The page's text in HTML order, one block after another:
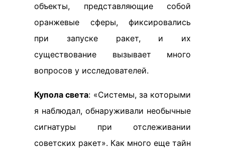
объекты, представляющие собой
оранжевые сферы, фиксировались
при запуске ракет, и их
существование вызывает много
вопросов у исследователей.
Купола света: «Системы, за которыми
я наблюдал, обнаруживали необычные
сигнатуры при отслеживании
советских ракет». Как много еще тайн